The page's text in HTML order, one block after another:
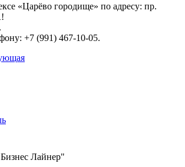
«Царёво городище» по адресу: пр.
+7 (991) 467-10-05.
Лайнер"